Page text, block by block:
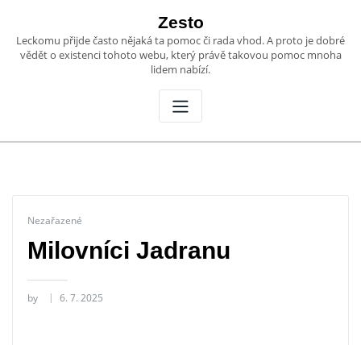
content
Zesto
Leckomu přijde často nějaká ta pomoc či rada vhod. A proto je dobré
vědět o existenci tohoto webu, který právě takovou pomoc mnoha
lidem nabízí.
Nezařazené
Milovníci Jadranu
by 6. 7. 2025